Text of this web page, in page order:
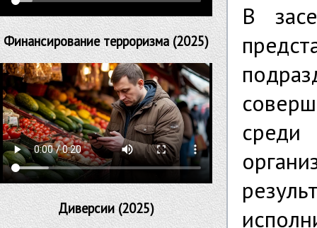
Финансирование терроризма (2025)
Диверсии (2025)
В
среди